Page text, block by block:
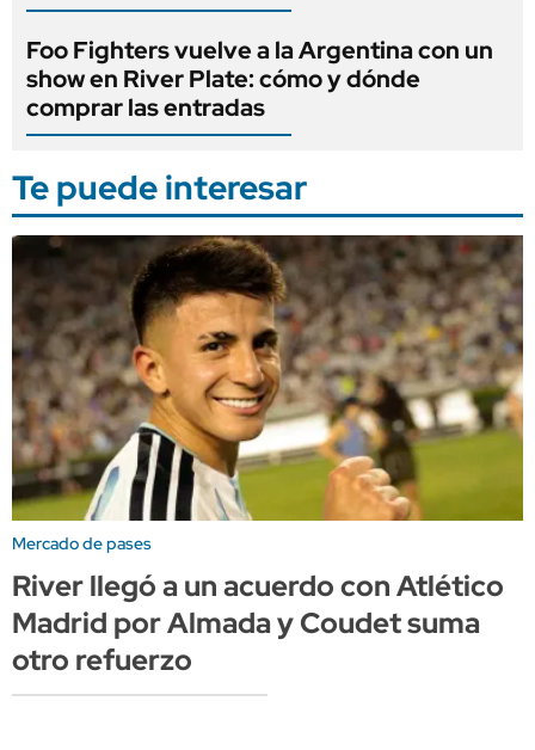
Foo Fighters vuelve a la Argentina con un
show en River Plate: cómo y dónde
comprar las entradas
Te puede interesar
Mercado de pases
River llegó a un acuerdo con Atlético
Madrid por Almada y Coudet suma
otro refuerzo